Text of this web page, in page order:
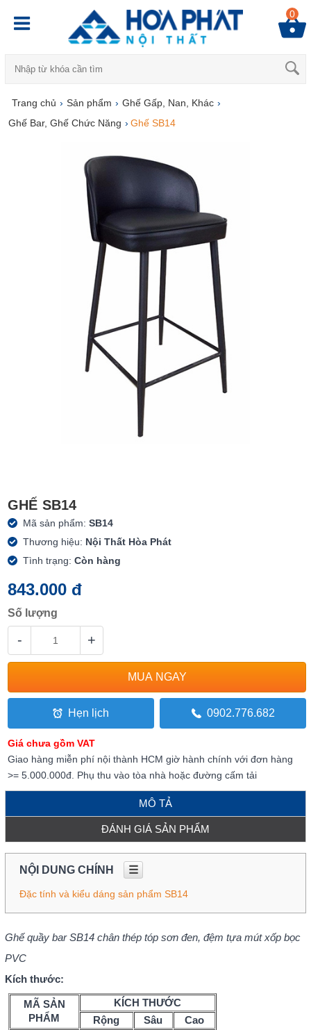
0
Trang chủ › Sản phẩm › Ghế Gấp, Nan, Khác ›
Ghế Bar, Ghế Chức Năng › Ghế SB14
GHẾ SB14
Mã sản phẩm:SB14
Thương hiệu: Nội Thất Hòa Phát
Tình trạng:Còn hàng
843.000 đ
Số lượng
- +
Hẹn lịch 0902.776.682
Giá chưa gồm VAT
Giao hàng miễn phí nội thành HCM giờ hành chính với đơn hàng
>= 5.000.000đ. Phụ thu vào tòa nhà hoặc đường cấm tải
MÔ TẢ
ĐÁNH GIÁ SẢN PHẨM
NỘI DUNG CHÍNH ☰
Đặc tính và kiểu dáng sản phẩm SB14
Ghế quầy bar SB14 chân thép tóp sơn đen, đệm tựa mút xốp bọc
PVC
Kích thước:
MÃ SẢN
PHẨM
KÍCH THƯỚC
Rộng
Sâu
Cao